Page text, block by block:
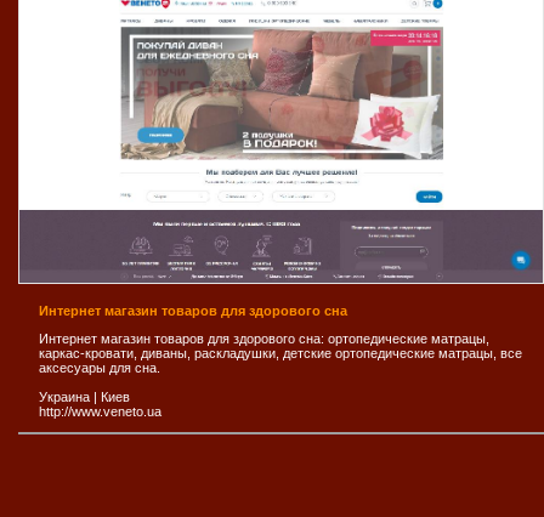
Интернет магазин товаров для здорового сна
Интернет магазин товаров для здорового сна: ортопедические матрацы,
каркас-кровати, диваны, раскладушки, детские ортопедические матрацы, все
аксесуары для сна.
Украина | Киев
http://www.veneto.ua